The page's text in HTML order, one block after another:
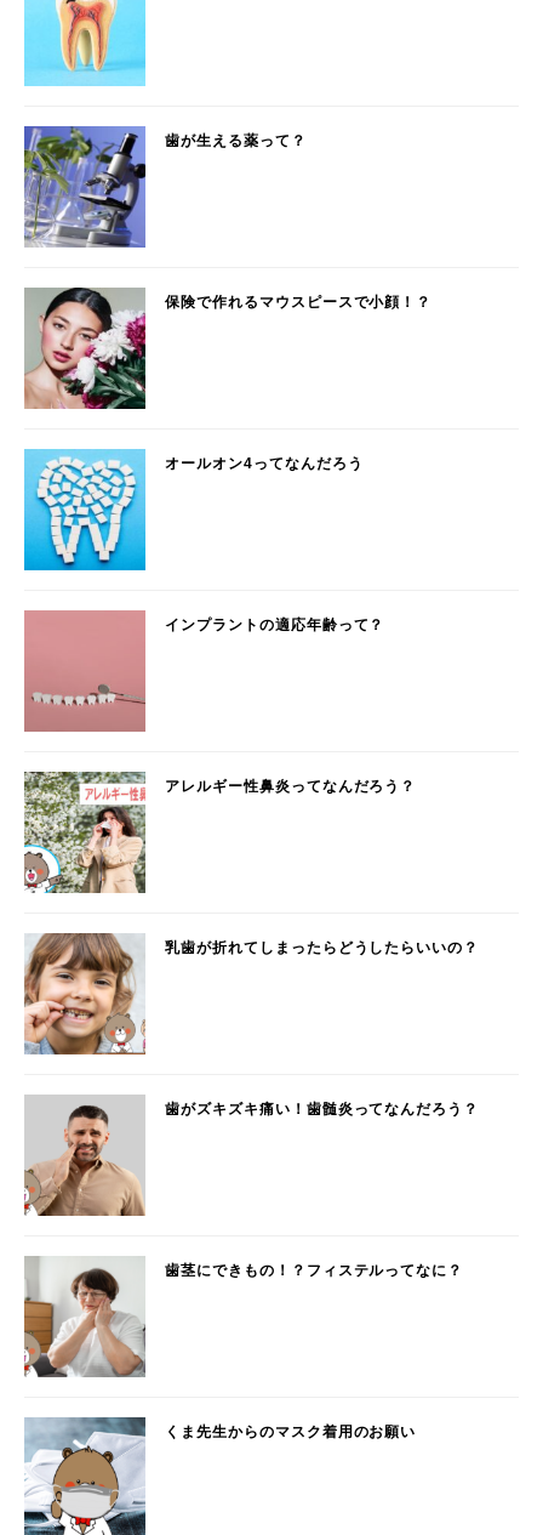
歯が生える薬って？
保険で作れるマウスピースで小顔！？
オールオン4ってなんだろう
インプラントの適応年齢って？
アレルギー性鼻炎ってなんだろう？
乳歯が折れてしまったらどうしたらいいの？
歯がズキズキ痛い！歯髄炎ってなんだろう？
歯茎にできもの！？フィステルってなに？
くま先生からのマスク着用のお願い